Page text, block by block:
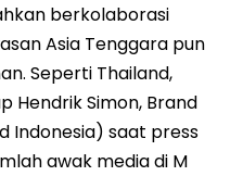
berkolaborasi
Asia Tenggara pun
Seperti Thailand,
Hendrik Simon, Brand
Indonesia) saat press
awak media di M